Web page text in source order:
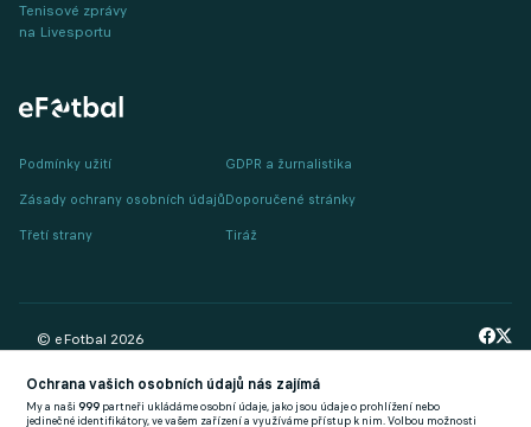
Tenisové zprávy
na Livesportu
Podmínky užití
Zásady ochrany osobních údajů
Třetí strany
GDPR a žurnalistika
Doporučené stránky
Tiráž
© eFotbal 2026
Ochrana vašich osobních údajů nás zajímá
My a naši999 partneři ukládáme osobní údaje, jako jsou údaje o prohlížení nebo
jedinečné identifikátory, ve vašem zařízení a využíváme přístup k nim. Volbou možnosti